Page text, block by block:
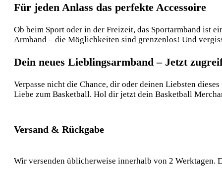
Für jeden Anlass das perfekte Accessoire
Ob beim Sport oder in der Freizeit, das Sportarmband ist
Armband – die Möglichkeiten sind grenzenlos! Und
Dein neues Lieblingsarmband – Jetzt
Verpasse nicht die Chance, dir oder deinen Liebsten
Liebe zum Basketball. Hol dir jetzt dein Basketball
Versand & Rückgabe
Wir versenden üblicherweise innerhalb von 2 Werktagen.